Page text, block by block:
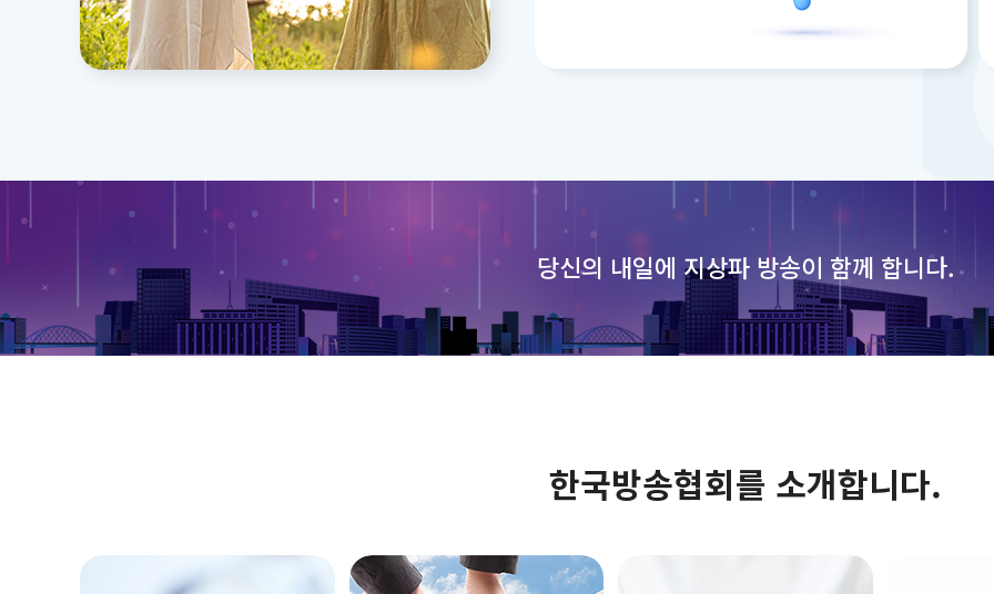
당신의 내일에 지상파 방송이 함께 합니다.
한국방송협회를 소개합니다.